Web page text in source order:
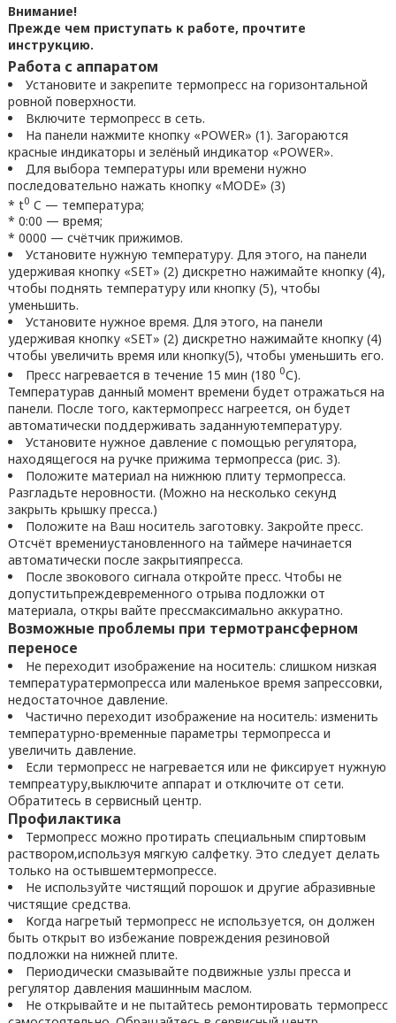
Внимание!
Прежде чем приступать к работе, прочтите
инструкцию.
Работа с аппаратом
Установите и закрепите термопресс на горизонтальной
ровной поверхности.
Включите термопресс в сеть.
На панели нажмите кнопку «POWER» (1). Загораются
красные индикаторы и зелёный индикатор «POWER».
Для выбора температуры или времени нужно
последовательно нажать кнопку «MODE» (3)
* t0 C — температура;
* 0:00 — время;
* 0000 — счётчик прижимов.
Установите нужную температуру. Для этого, на панели
удерживая кнопку «SET» (2) дискретно нажимайте кнопку (4),
чтобы поднять температуру или кнопку (5), чтобы
уменьшить.
Установите нужное время. Для этого, на панели
удерживая кнопку «SET» (2) дискретно нажимайте кнопку (4)
чтобы увеличить время или кнопку(5), чтобы уменьшить его.
Пресс нагревается в течение 15 мин (180 0С).
Температурав данный момент времени будет отражаться на
панели. После того, кактермопресс нагреется, он будет
автоматически поддерживать заданнуютемпературу.
Установите нужное давление с помощью регулятора,
находящегося на ручке прижима термопресса (рис. 3).
Положите материал на нижнюю плиту термопресса.
Разгладьте неровности. (Можно на несколько секунд
закрыть крышку пресса.)
Положите на Ваш носитель заготовку. Закройте пресс.
Отсчёт времениустановленного на таймере начинается
автоматически после закрытияпресса.
После звокового сигнала откройте пресс. Чтобы не
допуститьпреждевременного отрыва подложки от
материала, откры вайте прессмаксимально аккуратно.
Возможные проблемы при термотрансферном
переносе
Не переходит изображение на носитель: слишком низкая
температуратермопресса или маленькое время запрессовки,
недостаточное давление.
Частично переходит изображение на носитель: изменить
температурно-временные параметры термопресса и
увеличить давление.
Если термопресс не нагревается или не фиксирует нужную
темпреатуру,выключите аппарат и отключите от сети.
Обратитесь в сервисный центр.
Профилактика
Термопресс можно протирать специальным спиртовым
раствором,используя мягкую салфетку. Это следует делать
только на остывшемтермопрессе.
Не используйте чистящий порошок и другие абразивные
чистящие средства.
Когда нагретый термопресс не используется, он должен
быть открыт во избежание повреждения резиновой
подложки на нижней плите.
Периодически смазывайте подвижные узлы пресса и
регулятор давления машинным маслом.
Не открывайте и не пытайтесь ремонтировать термопресс